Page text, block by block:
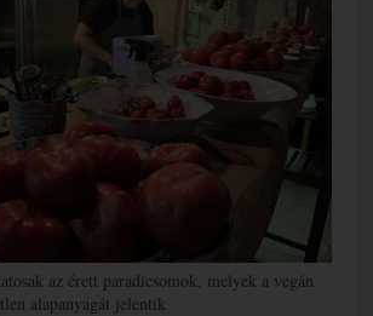
az érett paradicsomok, melyek a vegán
alapanyagát jelentik